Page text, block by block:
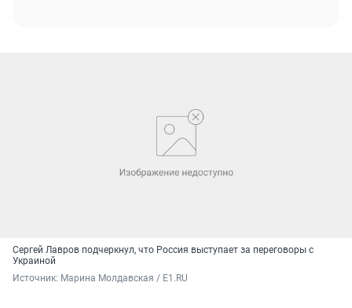
Сергей Лавров подчеркнул, что Россия выступает за переговоры с
Украиной
Источник: Марина Молдавская / E1.RU